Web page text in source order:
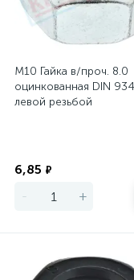
М10 Гайка в/проч. 8.0
оцинкованная DIN
левой резьбой
6,85 ₽
- +